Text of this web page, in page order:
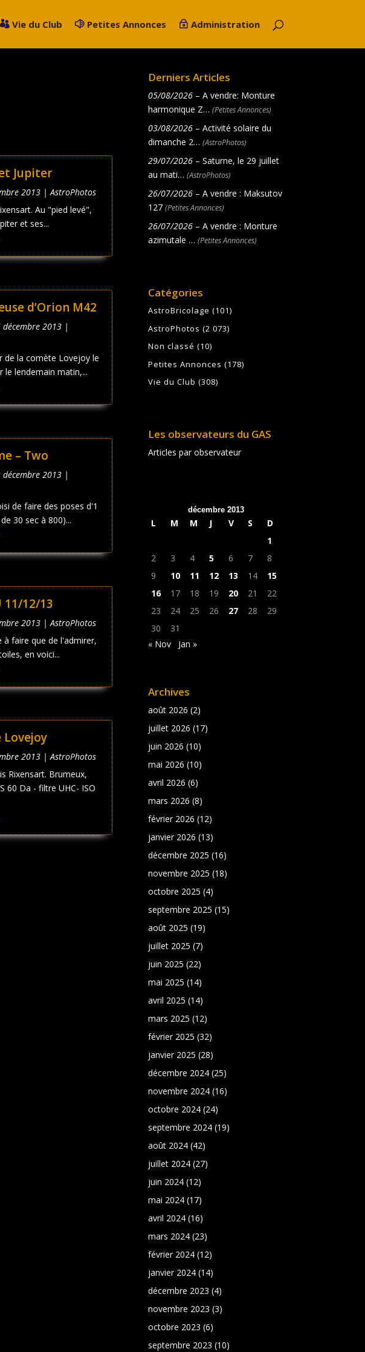
Vie du Club Petites Annonces Administration
Jupiter
2013|AstroPhotos
Au "pied levé",
et ses...
d’Orion M42
décembre 2013|
de la comète Lovejoy le
le lendemain matin,...
– Two
décembre 2013|
de faire des poses d'1
30 sec à 800)...
11/12/13
2013| AstroPhotos
à faire que de l'admirer,
en voici...
Lovejoy
2013|AstroPhotos
Rixensart. Brumeux,
60 Da - filtre UHC- ISO
Derniers Articles
05/08/2026 – A vendre: Monture
harmonique Z… (Petites Annonces)
03/08/2026 – Activité solaire du
dimanche 2… (AstroPhotos)
29/07/2026 – Saturne, le 29 juillet
au mati… (AstroPhotos)
26/07/2026 – A vendre : Maksutov
127 (Petites Annonces)
26/07/2026 – A vendre : Monture
azimutale … (Petites Annonces)
Catégories
AstroBricolage (101)
AstroPhotos (2 073)
Non classé (10)
Petites Annonces (178)
Vie du Club (308)
Les observateurs du GAS
Articles par observateur
décembre 2013
L M M J V S
D
1
2
3 4 5 6 7
8
9
10 11 12 13 14
15
16
17 18 19 20 21
22
23
24 25 26 27 28
29
30
31
« Nov
Jan »
Archives
août 2026 (2)
juillet 2026 (17)
juin 2026 (10)
mai 2026 (10)
avril 2026 (6)
mars 2026 (8)
février 2026 (12)
janvier 2026 (13)
décembre 2025 (16)
novembre 2025 (18)
octobre 2025 (4)
septembre 2025 (15)
août 2025 (19)
juillet 2025 (7)
juin 2025 (22)
mai 2025 (14)
avril 2025 (14)
mars 2025 (12)
février 2025 (32)
janvier 2025 (28)
décembre 2024 (25)
novembre 2024 (16)
octobre 2024 (24)
septembre 2024 (19)
août 2024 (42)
juillet 2024 (27)
juin 2024 (12)
mai 2024 (17)
avril 2024 (16)
mars 2024 (23)
février 2024 (12)
janvier 2024 (14)
décembre 2023 (4)
novembre 2023 (3)
octobre 2023 (6)
septembre 2023 (10)